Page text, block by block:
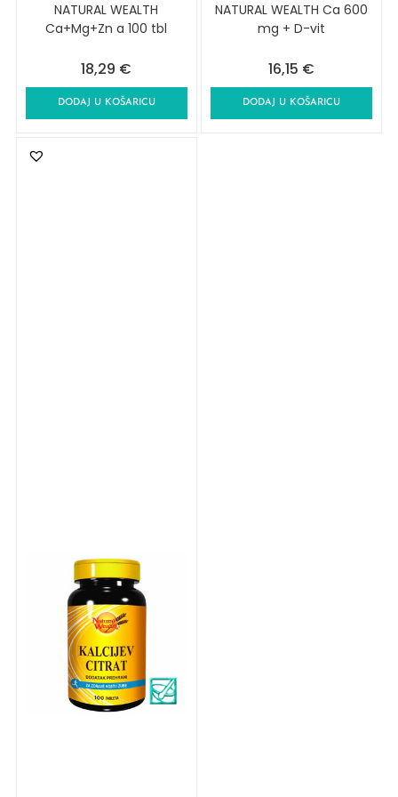
NATURAL WEALTH
Ca+Mg+Zn a 100 tbl
18,29 €
DODAJ U KOŠARICU
NATURAL WEALTH Ca 600
mg + D-vit
16,15 €
DODAJ U KOŠARICU